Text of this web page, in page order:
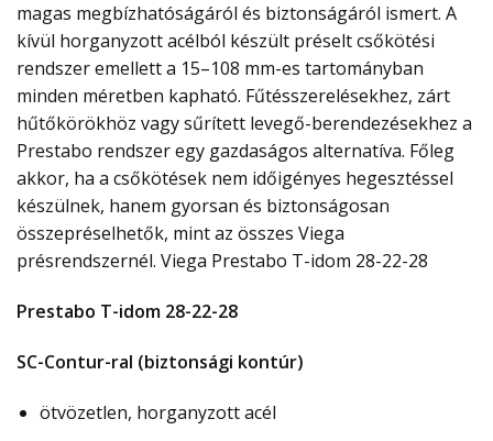
magas megbízhatóságáról és biztonságáról ismert. A
kívül horganyzott acélból készült préselt csőkötési
rendszer emellett a 15–108 mm-es tartományban
minden méretben kapható. Fűtésszerelésekhez, zárt
hűtőkörökhöz vagy sűrített levegő-berendezésekhez a
Prestabo rendszer egy gazdaságos alternatíva. Főleg
akkor, ha a csőkötések nem időigényes hegesztéssel
készülnek, hanem gyorsan és biztonságosan
összepréselhetők, mint az összes Viega
présrendszernél. Viega Prestabo T-idom 28-22-28
Prestabo T-idom 28-22-28
SC-Contur-ral (biztonsági kontúr)
ötvözetlen, horganyzott acél